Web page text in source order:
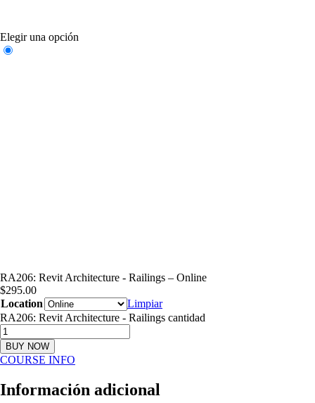
Elegir una opción
RA206: Revit Architecture - Railings – Online
$295.00
Location
Limpiar
RA206: Revit Architecture - Railings cantidad
BUY NOW
COURSE INFO
Información adicional